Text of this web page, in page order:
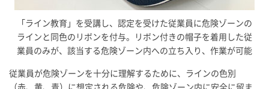
従業員が危険ゾーンを十分に理解するために、ラインの色別
「ライン教育」を受講し、認定を受けた従業員に危険ゾーンの
ラインと同色のリボンを付与。リボン付きの帽子を着用した従
業員のみが、該当する危険ゾーン内への立ち入り、作業が可能